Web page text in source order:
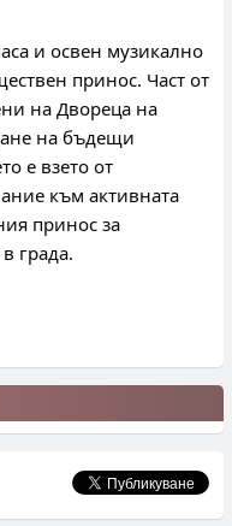
и освен музикално
принос. Част от
на Двореца на
на бъдещи
е взето от
към активната
принос за
града.